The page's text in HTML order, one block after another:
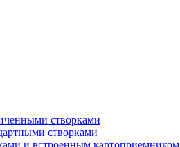
створками
створками